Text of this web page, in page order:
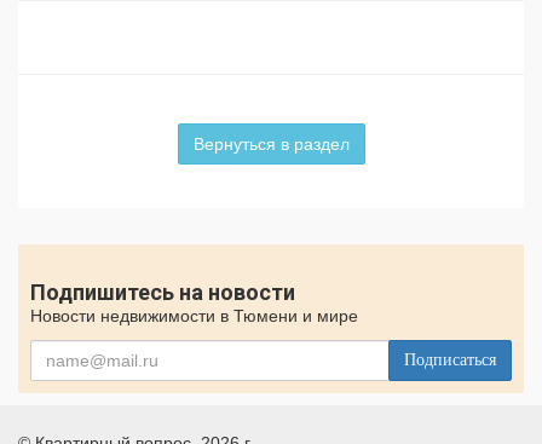
Вернуться в раздел
Подпишитесь на новости
Новости недвижимости в Тюмени и мире
Подписаться